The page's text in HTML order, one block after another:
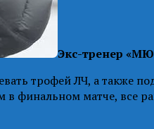
Экс-тренер
трофей ЛЧ, а также
матче, все